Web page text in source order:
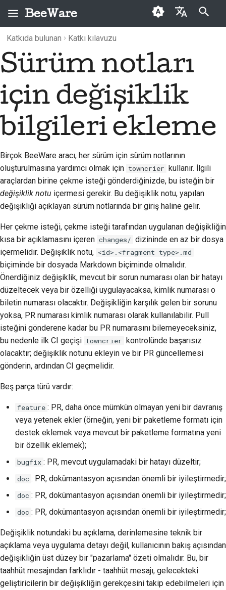
BeeWare
العَرَبِيَّة
Dansk
Deutsch
فارسی
Français
Italiano
한국어
Polski
Português
Русский
Türkçe
中文(简体)
中文(繁體)
Arama başlatılıyor
BeeWare nedir?
Tarih ve Felsefe
Başarı öyküleri
Marka kılavuzu
BeeWare Topluluğu
Davranış Kuralları
Yönetişim
Kiralanabilir
Arşiv 2026
2024
2023
2021
2020
2018
2017
2016
2015
2014
2013
Buzz
Resources
Katkıda bulunan Katkı kılavuzu
Sürüm notları
için değişiklik
bilgileri ekleme
Birçok BeeWare aracı, her sürüm için sürüm notlarının
oluşturulmasına yardımcı olmak için towncrier kullanır. İlgili
araçlardan birine çekme isteği gönderdiğinizde, bu isteğin bir
değişiklik notu içermesi gerekir. Bu değişiklik notu, yapılan
değişikliği açıklayan sürüm notlarında bir giriş haline gelir.
Her çekme isteği, çekme isteği tarafından uygulanan değişikliğin
kısa bir açıklamasını içeren changes/ dizininde en az bir dosya
içermelidir. Değişiklik notu, <id>.<fragment type>.md
biçiminde bir dosyada Markdown biçiminde olmalıdır.
Önerdiğiniz değişiklik, mevcut bir sorun numarası olan bir hatayı
düzeltecek veya bir özelliği uygulayacaksa, kimlik numarası o
biletin numarası olacaktır. Değişikliğin karşılık gelen bir sorunu
yoksa, PR numarası kimlik numarası olarak kullanılabilir. Pull
isteğini gönderene kadar bu PR numarasını bilemeyeceksiniz,
bu nedenle ilk CI geçişi towncrier kontrolünde başarısız
olacaktır; değişiklik notunu ekleyin ve bir PR güncellemesi
gönderin, ardından CI geçmelidir.
Beş parça türü vardır:
feature : PR, daha önce mümkün olmayan yeni bir davranış
veya yetenek ekler (örneğin, yeni bir paketleme formatı için
destek eklemek veya mevcut bir paketleme formatına yeni
bir özellik eklemek);
bugfix : PR, mevcut uygulamadaki bir hatayı düzeltir;
doc : PR, dokümantasyon açısından önemli bir iyileştirmedir;
doc : PR, dokümantasyon açısından önemli bir iyileştirmedir;
doc : PR, dokümantasyon açısından önemli bir iyileştirmedir;
Değişiklik notundaki bu açıklama, derinlemesine teknik bir
açıklama veya uygulama detayı değil, kullanıcının bakış açısından
değişikliğin üst düzey bir "pazarlama" özeti olmalıdır. Bu, bir
taahhüt mesajından farklıdır - taahhüt mesajı, gelecekteki
geliştiricilerin bir değişikliğin gerekçesini takip edebilmeleri için